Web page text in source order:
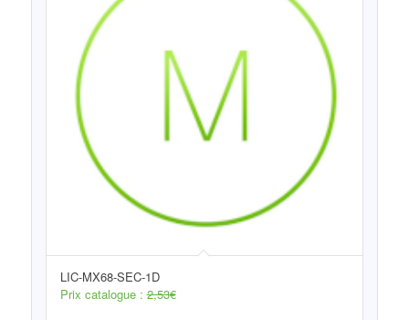
LIC-MX68-SEC-1D
Prix catalogue :2,53€